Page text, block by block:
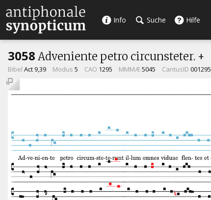
Info Suche Hilfe
3058 Adveniente petro circunsteter. +
Bibel Act 9,39 Modus 5 CAO 1295 MMMÆ5045 CantusID 001295